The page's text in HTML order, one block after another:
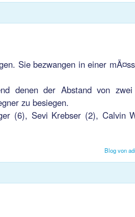
Sie bezwangen in einer
denen der Abstand von
zu besiegen.
(6), Sevi Krebser (2), Calvin
Blog von